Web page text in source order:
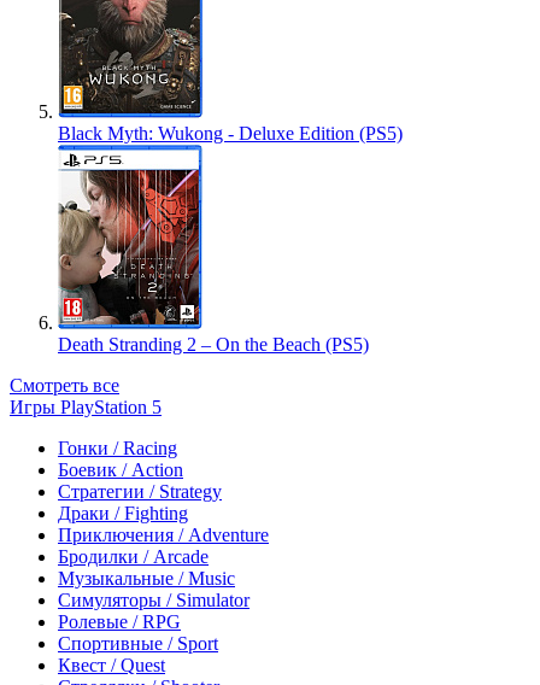
Black Myth: Wukong - Deluxe Edition (PS5)
Death Stranding 2 – On the Beach (PS5)
Смотреть все
Игры PlayStation 5
Гонки / Racing
Боевик / Action
Стратегии / Strategy
Драки / Fighting
Приключения / Adventure
Бродилки / Arcade
Музыкальные / Music
Симуляторы / Simulator
Ролевые / RPG
Спортивные / Sport
Квест / Quest